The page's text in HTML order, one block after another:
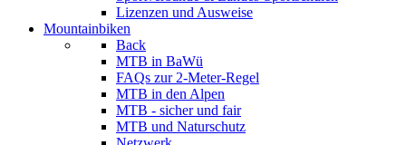
Lizenzen und Ausweise
Mountainbiken
Back
MTB in BaWü
FAQs zur 2-Meter-Regel
MTB in den Alpen
MTB - sicher und fair
MTB und Naturschutz